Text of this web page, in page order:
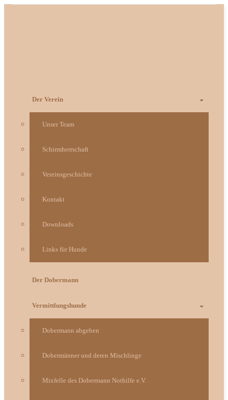
Der Verein
Unser Team
Schirmherrschaft
Vereinsgeschichte
Kontakt
Downloads
Links für Hunde
Der Dobermann
Vermittlungshunde
Dobermann abgeben
Dobermänner und deren Mischlinge
Mixfelle des Dobermann Nothilfe e.V.